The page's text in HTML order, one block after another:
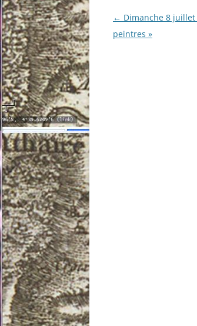
Navigation
des
← Dimanche 8 juillet
peintres »